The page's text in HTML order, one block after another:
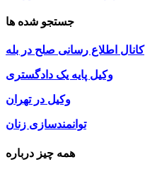
جستجو شده ها
کانال اطلاع رسانی صلح در بله
وکیل پایه یک دادگستری
وکیل در تهران
توانمندسازی زنان
همه چیز درباره